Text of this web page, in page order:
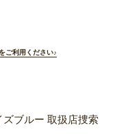
利用ください♪
ブルー 取扱店捜索